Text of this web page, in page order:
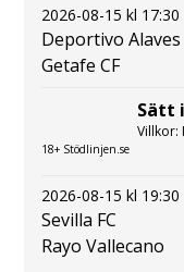
2026-08-15 kl 17:30
Deportivo Alaves
Getafe CF
18+ Stödlinjen.se
Sätt
Villkor:
2026-08-15 kl 19:30
Sevilla FC
Rayo Vallecano